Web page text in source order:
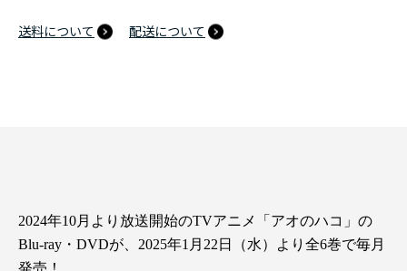
送料について 配送について
2024年10月より放送開始のTVアニメ「アオのハコ」の
Blu-ray・DVDが、2025年1月22日（水）より全6巻で毎月